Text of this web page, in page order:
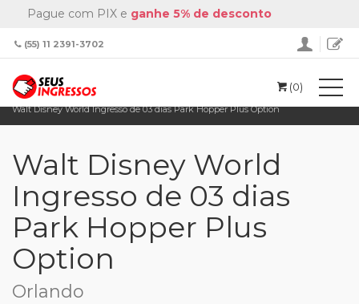
Pague com PIX e ganhe 5% de desconto
(55) 11 2391-3702
(0)
Home
Disney
Walt Disney World Ingresso de 03 dias Park Hopper Plus Option
Walt Disney World
Ingresso de 03 dias
Park Hopper Plus
Option
Orlando